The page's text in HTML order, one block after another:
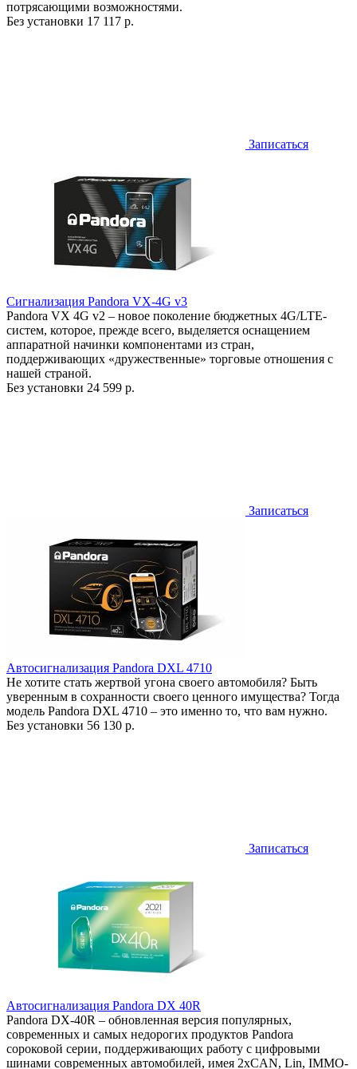
потрясающими возможностями.
Без установки 17 117 р.
Записаться
Сигнализация Pandora VX-4G v3
Pandora VX 4G v2 – новое поколение бюджетных 4G/LTE-
систем, которое, прежде всего, выделяется оснащением
аппаратной начинки компонентами из стран,
поддерживающих «дружественные» торговые отношения с
нашей страной.
Без установки 24 599 р.
Записаться
Автосигнализация Pandora DXL 4710
Не хотите стать жертвой угона своего автомобиля? Быть
уверенным в сохранности своего ценного имущества? Тогда
модель Pandora DXL 4710 – это именно то, что вам нужно.
Без установки 56 130 р.
Записаться
Автосигнализация Pandora DX 40R
Pandora DX-40R – обновленная версия популярных,
современных и самых недорогих продуктов Pandora
сороковой серии, поддерживающих работу с цифровыми
шинами современных автомобилей, имея 2хCAN, Lin, IMMO-